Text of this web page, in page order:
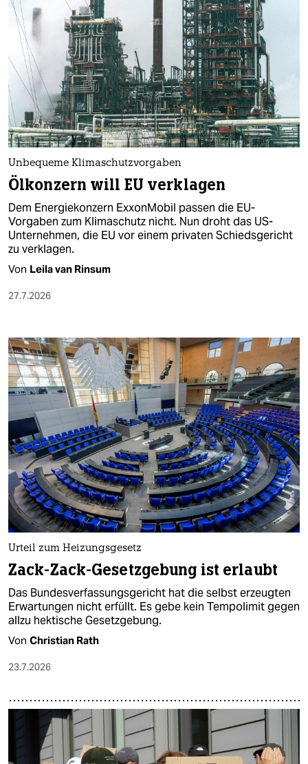
Unbequeme Klimaschutzvorgaben
Ölkonzern will EU verklagen
Dem Energiekonzern ExxonMobil passen die EU-
Vorgaben zum Klimaschutz nicht. Nun droht das US-
Unternehmen, die EU vor einem privaten Schiedsgericht
zu verklagen.
Von Leila van Rinsum
27.7.2026
Urteil zum Heizungsgesetz
Zack-Zack-Gesetzgebung ist erlaubt
Das Bundesverfassungsgericht hat die selbst erzeugten
Erwartungen nicht erfüllt. Es gebe kein Tempolimit gegen
allzu hektische Gesetzgebung.
Von Christian Rath
23.7.2026